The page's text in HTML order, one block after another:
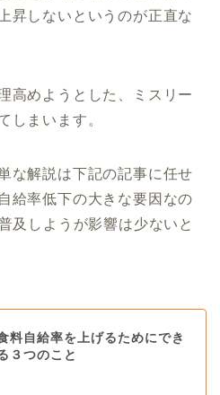
昇しないというのが正直な
高めようとした、ミスリー
しまいます。
な解説は下記の記事に任せ
給率低下の大きな要因なの
及しようが影響は少ないと
料自給率を上げるためにでき
３つのこと